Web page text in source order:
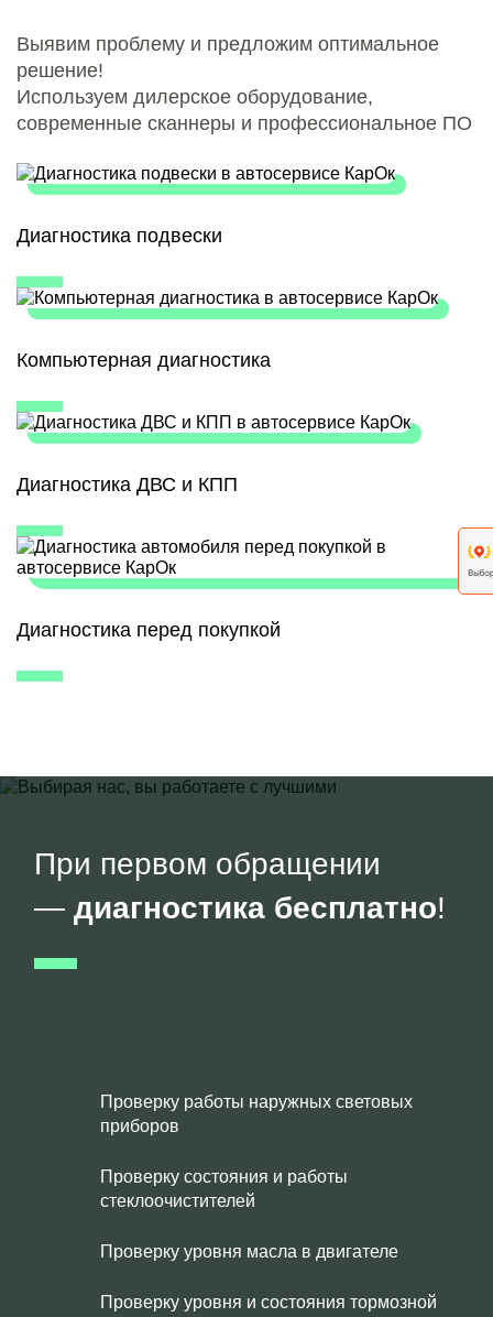
Выявим проблему и предложим оптимальное
решение!
Используем дилерское оборудование,
современные сканнеры и профессиональное ПО
Диагностика подвески
Компьютерная диагностика
Диагностика ДВС и КПП
Диагностика перед покупкой
При первом обращении
— диагностика бесплатно!
Проверку работы наружных световых
приборов
Проверку состояния и работы
стеклоочистителей
Проверку уровня масла в двигателе
Проверку уровня и состояния тормозной